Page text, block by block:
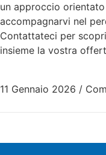
un approccio
accompagnarvi nel
Contattateci per
insieme la vostra
11 Gennaio 2026 /